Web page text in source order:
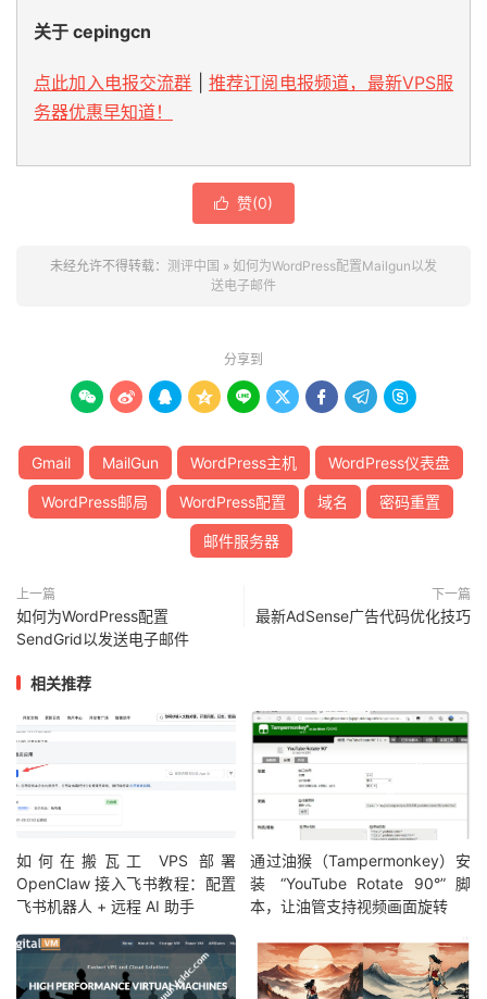
关于 cepingcn
点此加入电报交流群
推荐订阅电报频道，最新VPS服
务器优惠早知道！
 赞(0)
未经允许不得转载： 测评中国 » 如何为WordPress配置Mailgun以发
送电子邮件
分享到
        
Gmail MailGun WordPress主机 WordPress仪表盘
WordPress邮局 WordPress配置 域名 密码重置
邮件服务器
上一篇
如何为WordPress配置
SendGrid以发送电子邮件
下一篇
最新AdSense广告代码优化技巧
相关推荐
如何在搬瓦工 VPS 部署
OpenClaw 接入飞书教程：配置
飞书机器人 + 远程 AI 助手
通过油猴（Tampermonkey）安
装 “YouTube Rotate 90°” 脚
本，让油管支持视频画面旋转